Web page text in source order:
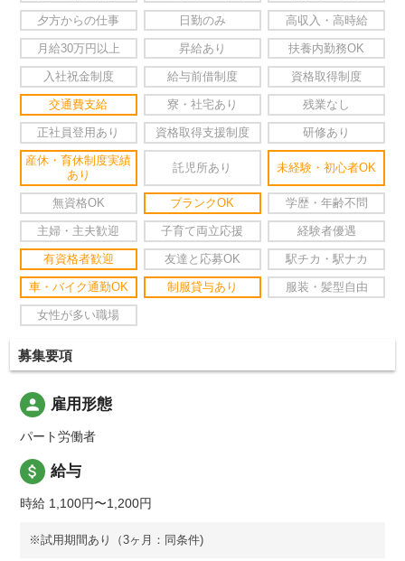
夕方からの仕事 日勤のみ 高収入・高時給
月給30万円以上 昇給あり 扶養内勤務OK
入社祝金制度 給与前借制度 資格取得制度
交通費支給 寮・社宅あり 残業なし
正社員登用あり 資格取得支援制度 研修あり
産休・育休制度実績
あり
託児所あり 未経験・初心者OK
無資格OK ブランクOK 学歴・年齢不問
主婦・主夫歓迎 子育て両立応援 経験者優遇
有資格者歓迎 友達と応募OK 駅チカ・駅ナカ
車・バイク通勤OK 制服貸与あり 服装・髪型自由
女性が多い職場
募集要項
person 雇用形態
パート労働者
attach_money 給与
時給 1,100円〜1,200円
※試用期間あり（3ヶ月：同条件)